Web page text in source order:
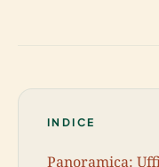
INDICE
Panoramica: